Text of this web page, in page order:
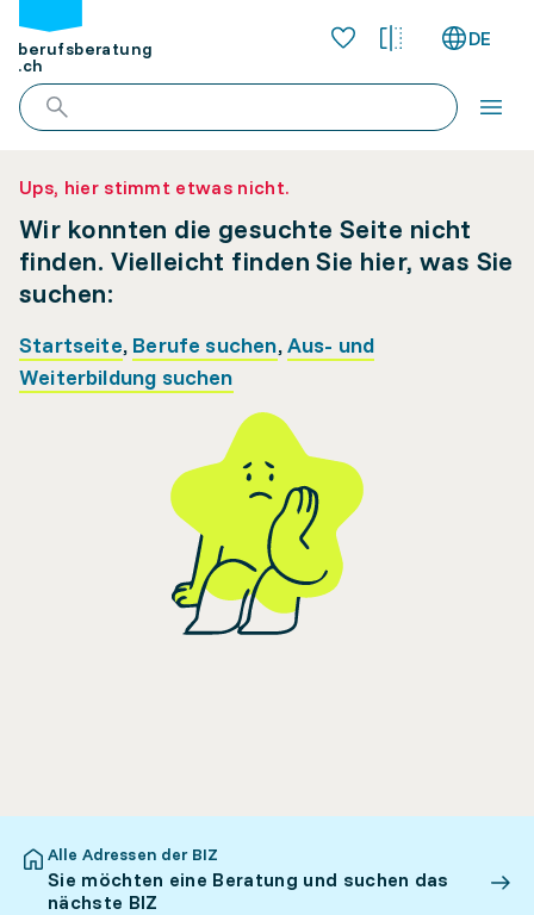
berufsberatung
.ch
DE
Ups, hier stimmt etwas nicht.
Wir konnten die gesuchte Seite nicht
finden. Vielleicht finden Sie hier, was Sie
suchen:
Startseite, Berufe suchen,Aus- und
Weiterbildung suchen
Alle Adressen der BIZ
Sie möchten eine Beratung und suchen das
nächste BIZ